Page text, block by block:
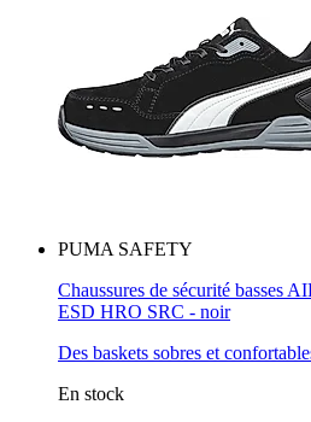
PUMA SAFETY
Chaussures de sécurité
ESD HRO SRC - noir
Des baskets sobres et
En stock